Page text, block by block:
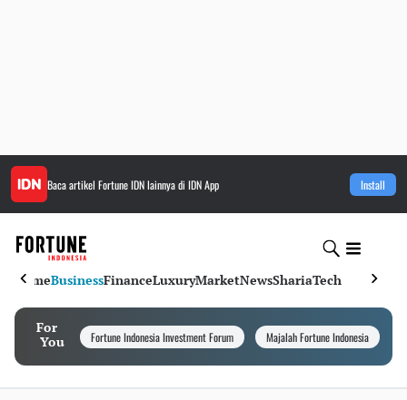
Baca artikel Fortune IDNlainnya di IDN App Install
HomeBusinessFinanceLuxuryMarketNewsShariaTech
For
You
Fortune Indonesia Investment Forum Majalah Fortune Indonesia